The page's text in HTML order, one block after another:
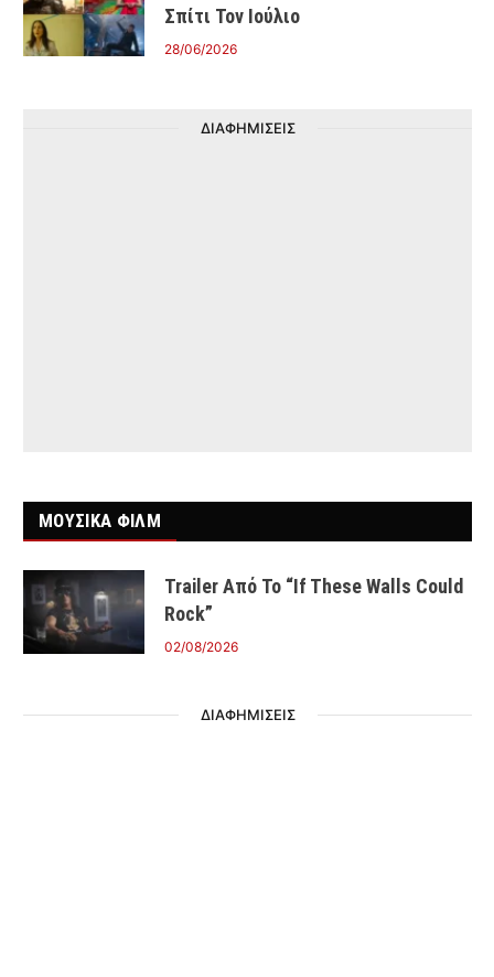
Σπίτι Τον Ιούλιο
28/06/2026
ΔΙΑΦΗΜΙΣΕΙΣ
ΜΟΥΣΙΚΑ ΦΙΛΜ
Trailer Από Το “If These Walls Could
Rock”
02/08/2026
ΔΙΑΦΗΜΙΣΕΙΣ